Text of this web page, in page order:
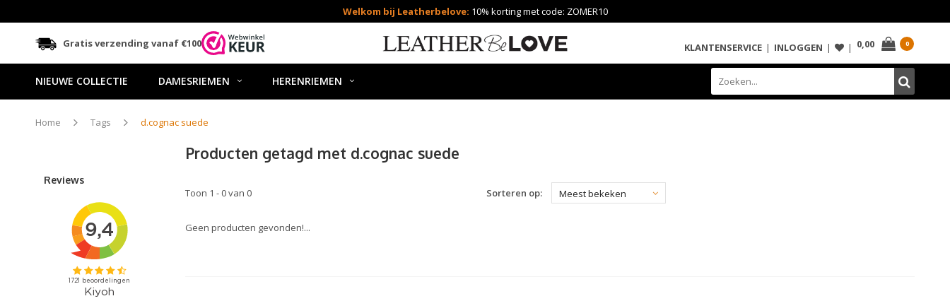
Welkom bij Leatherbelove: 10% korting met code: ZOMER10
Gratis verzending vanaf €100 KLANTENSERVICE | INLOGGEN | | 0,00 0
NIEUWE COLLECTIE DAMESRIEMEN HERENRIEMEN
Home Tags d.cognac suede
Reviews
Producten getagd met d.cognac suede
Toon 1 - 0 van 0 Sorteren op: Meest bekeken
Geen producten gevonden!...